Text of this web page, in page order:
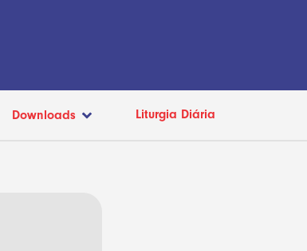
Downloads Liturgia Diária